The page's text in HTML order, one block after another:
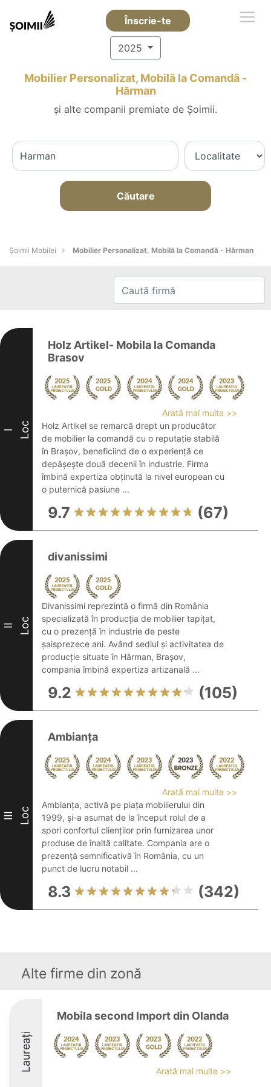
Înscrie-te
2025
Mobilier Personalizat, Mobilă la Comandă -
Hărman
și alte companii premiate de Șoimii.
Căutare
Șoimii Mobilei Mobilier Personalizat, Mobilă la Comandă - Hărman
I Loc
Holz Artikel- Mobila la Comanda
Brasov
Arată mai multe >>
Holz Artikel se remarcă drept un producător
de mobilier la comandă cu o reputație stabilă
în Brașov, beneficiind de o experiență ce
depășește două decenii în industrie. Firma
îmbină expertiza obținută la nivel european cu
o puternică pasiune ...
9.7 (67)
II Loc
divanissimi
Divanissimi reprezintă o firmă din România
specializată în producția de mobilier tapițat,
cu o prezență în industrie de peste
șaisprezece ani. Având sediul și activitatea de
producție situate în Hărman, Brașov,
compania îmbină expertiza artizanală ...
9.2 (105)
III Loc
Ambianța
Arată mai multe >>
Ambianța, activă pe piața mobilierului din
1999, și-a asumat de la început rolul de a
spori confortul clienților prin furnizarea unor
produse de înaltă calitate. Compania are o
prezență semnificativă în România, cu un
punct de lucru notabil ...
8.3 (342)
Alte firme din zonă
Laureați
Mobila second Import din Olanda
Arată mai multe >>